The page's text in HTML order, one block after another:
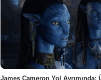
James Cameron Yol Ayrımında: